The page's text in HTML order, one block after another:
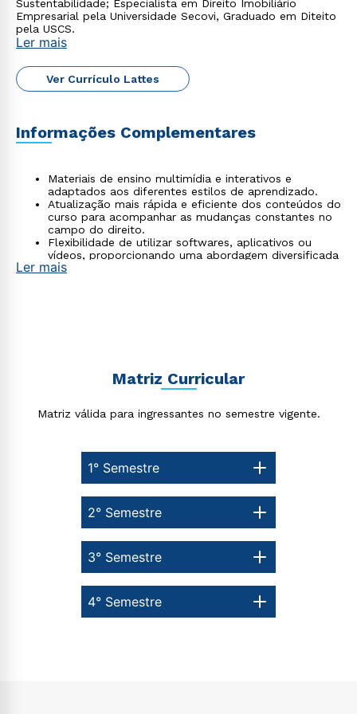
Sustentabilidade; Especialista em Direito Imobiliário
Empresarial pela Universidade Secovi, Graduado em Diteito
pela USCS.
Ler mais
Ver Currículo Lattes
Informações Complementares
Materiais de ensino multimídia e interativos e
adaptados aos diferentes estilos de aprendizado.
Atualização mais rápida e eficiente dos conteúdos do
curso para acompanhar as mudanças constantes no
campo do direito.
Flexibilidade de utilizar softwares, aplicativos ou
vídeos, proporcionando uma abordagem diversificada
e adaptável ao ambiente de aprendizado.
Ler mais
Matriz Curricular
Matriz válida para ingressantes no semestre vigente.
1° Semestre
4° Semestre
3° Semestre
2° Semestre
Estou de acordo com aPolítica de Privacidade.e
autorizo que meus dados sejam utilizados para o
envio de conteúdos da Cruzeiro do Sul.